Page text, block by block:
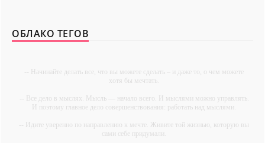
ОБЛАКО ТЕГОВ
-- Начинайте делать все, что вы можете сделать – и даже то, о чем можете
хотя бы мечтать.
-- Все дело в мыслях. Мысль — начало всего. И мыслями можно управлять.
И поэтому главное дело совершенствования: работать над мыслями.
-- Идите уверенно по направлению к мечте. Живите той жизнью, которую вы
сами себе придумали.